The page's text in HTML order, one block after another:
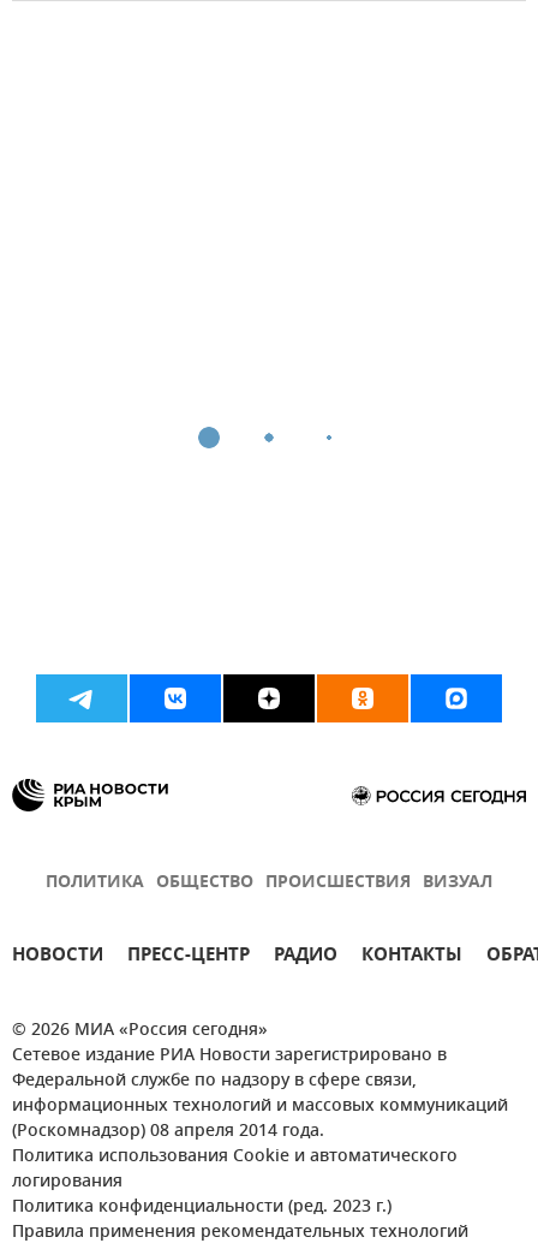
ПОЛИТИКА ОБЩЕСТВО ПРОИСШЕСТВИЯ ВИЗУАЛ
НОВОСТИ ПРЕСС-ЦЕНТР РАДИО КОНТАКТЫ
© 2026 МИА «Россия сегодня»
Сетевое издание РИА Новости зарегистрировано в
Федеральной службе по надзору в сфере связи,
информационных технологий и массовых коммуникаций
(Роскомнадзор) 08 апреля 2014 года.
Политика использования Cookie и автоматического
логирования
Политика конфиденциальности (ред. 2023 г.)
Правила применения рекомендательных технологий